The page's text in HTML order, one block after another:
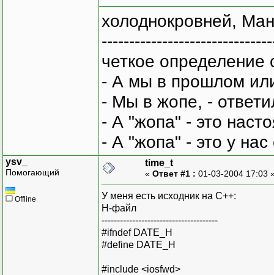
холоднокровней,
четкое
- А мы в прошлом
- Мы в жопе, -
- А "жопа" - это
- А "жопа" - это у
ysv_
Помогающий
Offline
time_t
« Ответ #1 : 01-03-2004 17:03
У меня есть исходник на С++:
H-файл
--------------------------------------
#ifndef DATE_H
#define DATE_H
#include <iosfwd>